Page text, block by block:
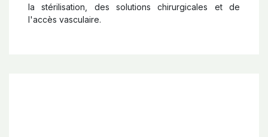
la stérilisation, des solutions chirurgicales et de
l'accès vasculaire.